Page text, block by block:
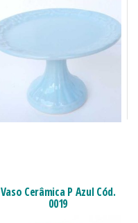
Vaso Cerâmica P Azul Cód.
0019